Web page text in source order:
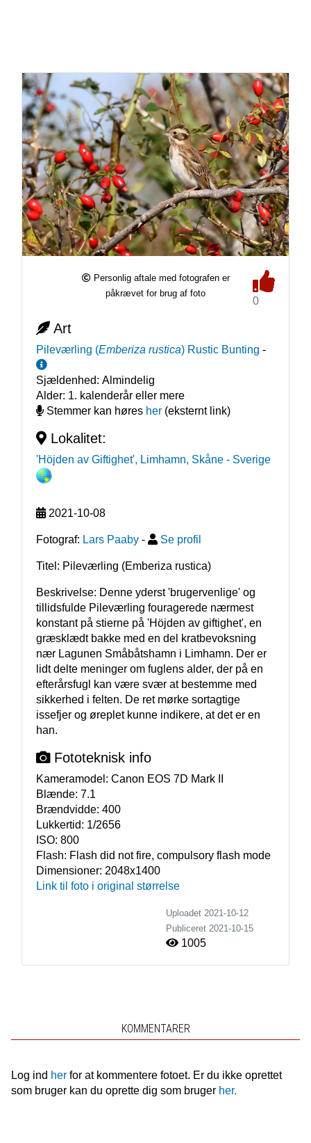
Personlig aftale med fotografen er
påkrævet for brug af foto
0
Art
Pileværling (Emberiza rustica) Rustic Bunting -
Sjældenhed: Almindelig
Alder: 1. kalenderår eller mere
Stemmer kan høres her(eksternt link)
Lokalitet:
'Höjden av Giftighet', Limhamn, Skåne - Sverige
2021-10-08
Fotograf: Lars Paaby - Se profil
Titel: Pileværling (Emberiza rustica)
Beskrivelse: Denne yderst 'brugervenlige' og
tillidsfulde Pileværling fouragerede nærmest
konstant på stierne på 'Höjden av giftighet', en
græsklædt bakke med en del kratbevoksning
nær Lagunen Småbåtshamn i Limhamn. Der er
lidt delte meninger om fuglens alder, der på en
efterårsfugl kan være svær at bestemme med
sikkerhed i felten. De ret mørke sortagtige
issefjer og øreplet kunne indikere, at det er en
han.
Fototeknisk info
Kameramodel: Canon EOS 7D Mark II
Blænde: 7.1
Brændvidde: 400
Lukkertid: 1/2656
ISO: 800
Flash: Flash did not fire, compulsory flash mode
Dimensioner: 2048x1400
Link til foto i original størrelse
Uploadet 2021-10-12
Publiceret 2021-10-15
1005
KOMMENTARER
Log ind herfor at kommentere fotoet. Er du ikke oprettet
som bruger kan du oprette dig som bruger her.